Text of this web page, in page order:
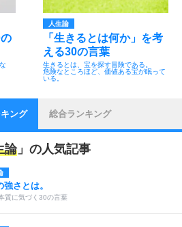
人生論
「生きるとは何か」を考
える30の言葉
生きるとは、宝を探す冒険である。
危険なところほど、価値ある宝が眠って
いる。
ング 総合ランキング
論」の人気記事
強さとは。
質に気づく30の言葉